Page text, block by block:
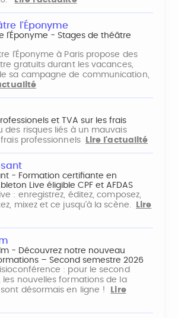
l'Éponyme
l'Éponyme - Stages de théâtre
l'Éponyme à Paris propose des
gratuits durant les vacances,
sa campagne de communication,
et TVA sur les frais
des risques liés à un mauvais
professionnels
Lire l'actualité
- Formation certifiante en
Live éligible CPF et AFDAS
: enregistrez, éditez, composez,
mixez et ce jusqu'à la scène.
Lire
- Découvrez notre nouveau
– Second semestre 2026
: pour le second
les nouvelles formations de la
sont désormais en ligne !
Lire